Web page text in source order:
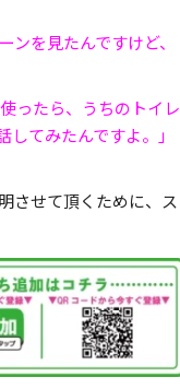
ンを見たんですけど、
ったら、うちのトイレ
てみたんですよ。」
させて頂くために、ス